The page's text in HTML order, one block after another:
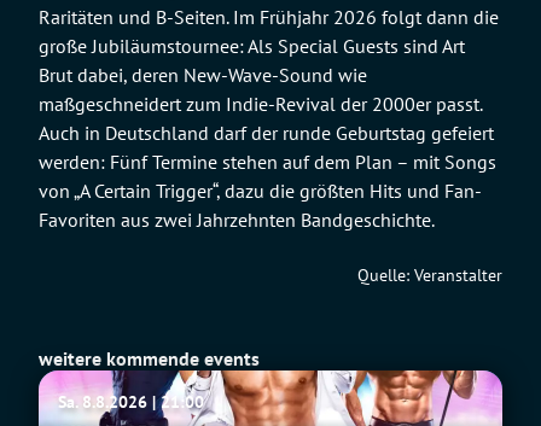
Raritäten und B-Seiten. Im Frühjahr 2026 folgt dann die
große Jubiläumstournee: Als Special Guests sind Art
Brut dabei, deren New-Wave-Sound wie
maßgeschneidert zum Indie-Revival der 2000er passt.
Auch in Deutschland darf der runde Geburtstag gefeiert
werden: Fünf Termine stehen auf dem Plan – mit Songs
von „A Certain Trigger“, dazu die größten Hits und Fan-
Favoriten aus zwei Jahrzehnten Bandgeschichte.
Quelle: Veranstalter
weitere kommende events
SIXX
PAXXSa. 8.8.2026 | 21:00